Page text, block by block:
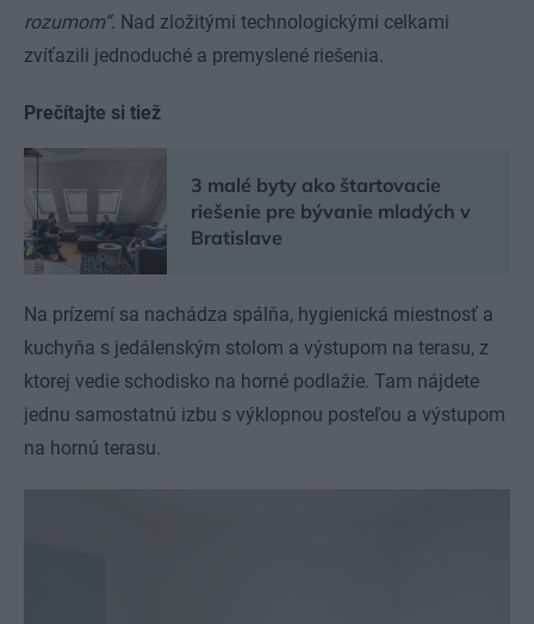
rozumom“. Nad zložitými technologickými celkami
zvíťazili jednoduché a premyslené riešenia.
Prečítajte si tiež
3 malé byty ako štartovacie
riešenie pre bývanie mladých v
Bratislave
Na prízemí sa nachádza spálňa, hygienická miestnosť a
kuchyňa s jedálenským stolom a výstupom na terasu, z
ktorej vedie schodisko na horné podlažie. Tam nájdete
jednu samostatnú izbu s výklopnou posteľou a výstupom
na hornú terasu.